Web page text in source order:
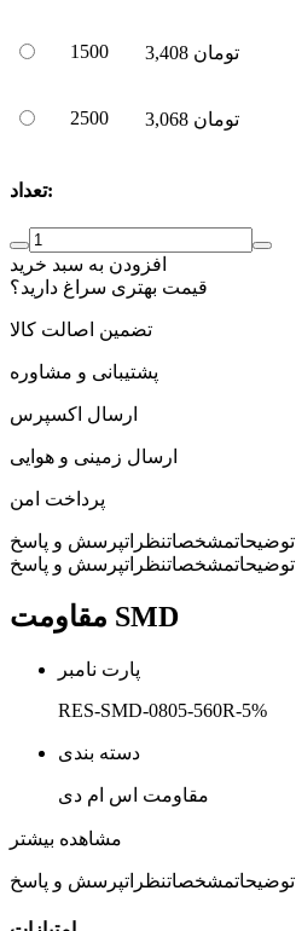
1500 3,408 تومان
2500 3,068 تومان
تعداد:
افزودن به سبد خرید
قیمت بهتری سراغ دارید؟
تضمین اصالت کالا
پشتیبانی و مشاوره
ارسال اکسپرس
ارسال زمینی و هوایی
پرداخت امن
توضیحاتمشخصاتنظراتپرسش و پاسخ
توضیحاتمشخصاتنظراتپرسش و پاسخ
مقاومت SMD
پارت نامبر
RES-SMD-0805-560R-5%
دسته بندی
مقاومت اس ام دی
پکیج
0805
نوع نصب
مشاهده بیشتر
توضیحاتمشخصاتنظراتپرسش و پاسخ